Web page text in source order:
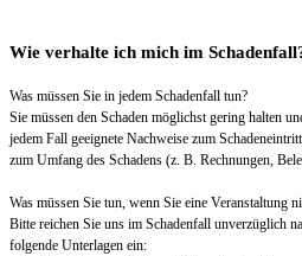
Wie verhalte ich mich im
Was müssen Sie in jedem Schadenfall tun?
Sie müssen den Schaden möglichst gering halten
jedem Fall geeignete Nachweise zum
zum Umfang des Schadens (z. B. Rechnungen,
Was müssen Sie tun, wenn Sie eine Veranstaltung
Bitte reichen Sie uns im Schadenfall unverzüglich
folgende Unterlagen ein: